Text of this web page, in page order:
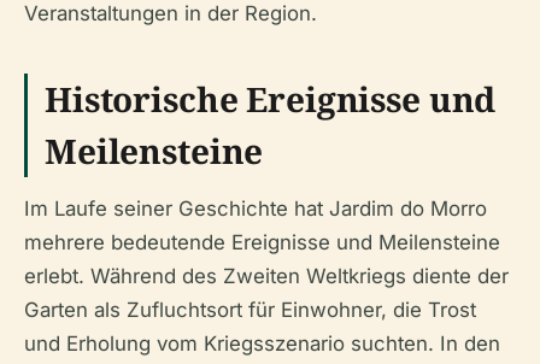
Veranstaltungen in der Region.
Historische Ereignisse und
Meilensteine
Im Laufe seiner Geschichte hat Jardim do Morro
mehrere bedeutende Ereignisse und Meilensteine
erlebt. Während des Zweiten Weltkriegs diente der
Garten als Zufluchtsort für Einwohner, die Trost
und Erholung vom Kriegsszenario suchten. In den